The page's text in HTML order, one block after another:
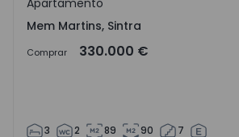
Mem Martins, Sintra
Apartamento
Mem Martins, Sintra
Comprar 330.000 €
3 2 89 90 7